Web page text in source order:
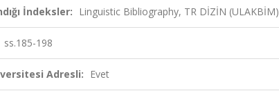
İndeksler: Linguistic Bibliography, TR DİZİN (ULAKBİM)
ss.185-198
Adresli: Evet